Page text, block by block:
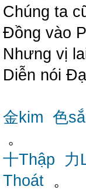
Chúng ta
Đồng vào
Nhưng vị
Diễn nói
金kim 色
。
十Thập
力
Thoát 。